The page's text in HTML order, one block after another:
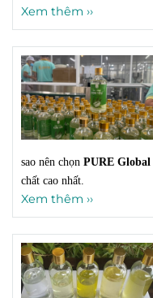
Xem thêm ››
sao nên chọn PURE Global
chất cao nhất.
Xem thêm ››